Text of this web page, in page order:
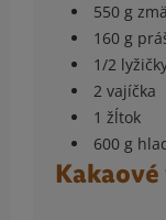
550 g
160 g
1/2
2 vajíčka
1 žĺtok
600 g